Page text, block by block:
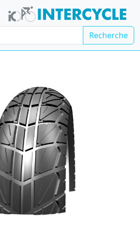
Recherche